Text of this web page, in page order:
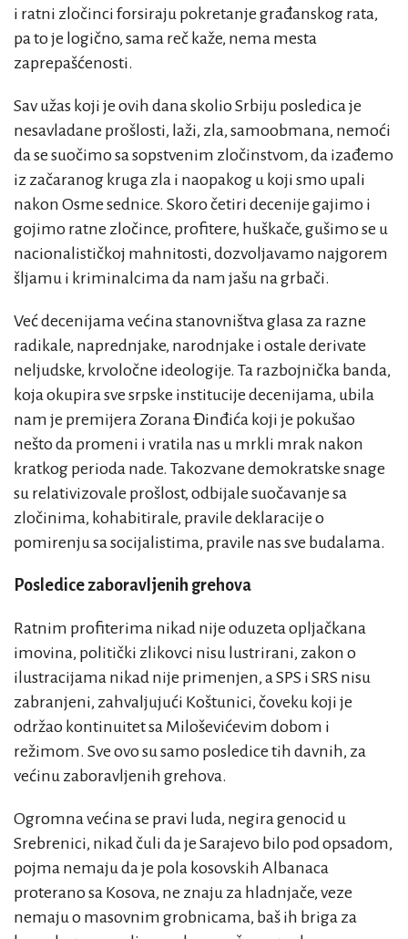
i ratni zločinci forsiraju pokretanje građanskog rata,
pa to je logično, sama reč kaže, nema mesta
zaprepašćenosti.
Sav užas koji je ovih dana skolio Srbiju posledica je
nesavladane prošlosti, laži, zla, samoobmana, nemoći
da se suočimo sa sopstvenim zločinstvom, da izađemo
iz začaranog kruga zla i naopakog u koji smo upali
nakon Osme sednice. Skoro četiri decenije gajimo i
gojimo ratne zločince, profitere, huškače, gušimo se u
nacionalističkoj mahnitosti, dozvoljavamo najgorem
šljamu i kriminalcima da nam jašu na grbači.
Već decenijama većina stanovništva glasa za razne
radikale, naprednjake, narodnjake i ostale derivate
neljudske, krvoločne ideologije. Ta razbojnička banda,
koja okupira sve srpske institucije decenijama, ubila
nam je premijera Zorana Đinđića koji je pokušao
nešto da promeni i vratila nas u mrkli mrak nakon
kratkog perioda nade. Takozvane demokratske snage
su relativizovale prošlost, odbijale suočavanje sa
zločinima, kohabitirale, pravile deklaracije o
pomirenju sa socijalistima, pravile nas sve budalama.
Posledice zaboravljenih grehova
Ratnim profiterima nikad nije oduzeta opljačkana
imovina, politički zlikovci nisu lustrirani, zakon o
ilustracijama nikad nije primenjen, a SPS i SRS nisu
zabranjeni, zahvaljujući Koštunici, čoveku koji je
održao kontinuitet sa Miloševićevim dobom i
režimom. Sve ovo su samo posledice tih davnih, za
većinu zaboravljenih grehova.
Ogromna većina se pravi luda, negira genocid u
Srebrenici, nikad čuli da je Sarajevo bilo pod opsadom,
pojma nemaju da je pola kosovskih Albanaca
proterano sa Kosova, ne znaju za hladnjače, veze
nemaju o masovnim grobnicama, baš ih briga za